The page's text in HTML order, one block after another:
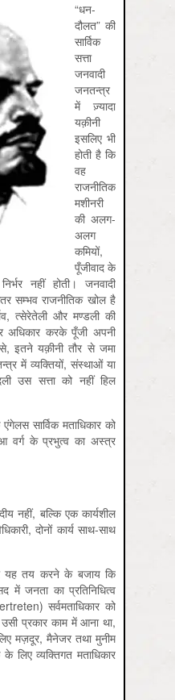
“धन-
दौलत” की
सार्विक
सत्ता
जनवादी
जनतन्त्र
में ज़्यादा
यक़ीनी
इसलिए भी
होती है कि
वह
राजनीतिक
मशीनरी
की अलग-
अलग
कमियों,
पूँजीवाद के
नहीं होती। जनवादी
सम्भव राजनीतिक खोल है
त्सेरेतेली और मण्डली की
करके पूँजी अपनी
इतने यक़ीनी तौर से जमा
में व्यक्तियों, संस्थाओं या
उस सत्ता को नहीं हिल
सार्विक मताधिकार को
वर्ग के प्रभुत्व का अस्त्र
नहीं, बल्कि एक कार्यशील
दोनों कार्य साथ-साथ
यह तय करने के बजाय कि
में जनता का प्रतिनिधित्व
सर्वमताधिकार को
प्रकार काम में आना था,
मज़दूर, मैनेजर तथा मुनीम
लिए व्यक्तिगत मताधिकार